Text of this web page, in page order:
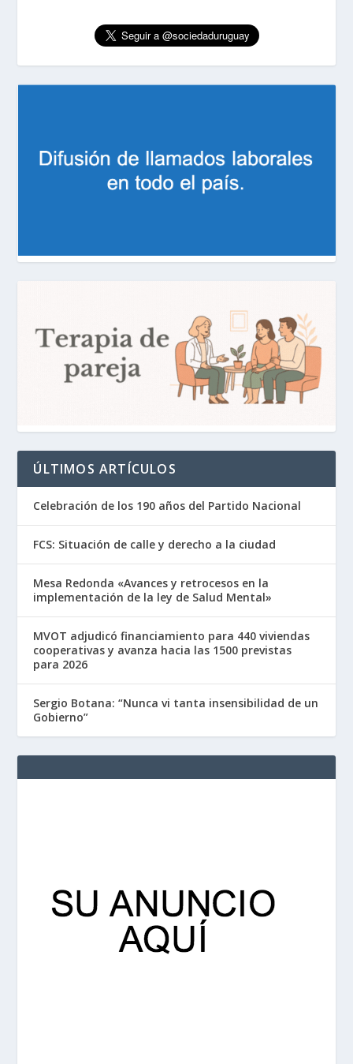
ÚLTIMOS ARTÍCULOS
Celebración de los 190 años del Partido Nacional
FCS: Situación de calle y derecho a la ciudad
Mesa Redonda «Avances y retrocesos en la
implementación de la ley de Salud Mental»
MVOT adjudicó financiamiento para 440 viviendas
cooperativas y avanza hacia las 1500 previstas
para 2026
Sergio Botana: “Nunca vi tanta insensibilidad de un
Gobierno”